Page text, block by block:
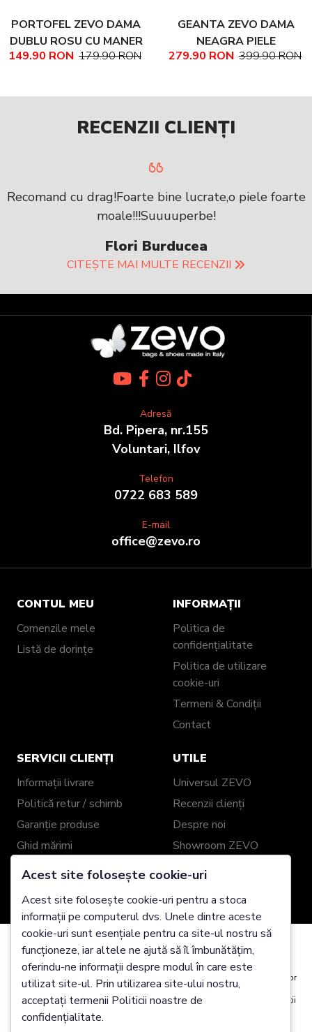
PORTOFEL ZEVO DAMA
DUBLU ROSU CU MANER
PIELE NATURALA
149.90 RON 179.90 RON
GEANTA ZEVO DAMA
NEAGRA PIELE
NATURALA TEXTURATA
279.90 RON 399.90 RON
RECENZII CLIENȚI
Recomand cu drag!Foarte bine lucrate,o piele foarte
moale!!!Suuuuperbe!
Flori Burducea
CITEȘTE MAI MULTE RECENZII
Adresă
Bd. Pipera, nr.155
Voluntari, Ilfov
Telefon
0722 683 589
E-mail
office@zevo.ro
CONTUL MEU
Comenzile mele
Listă de dorințe
INFORMAȚII
Politica de
confidențialitate
Politica de utilizare
cookie-uri
Termeni & Condiții
Contact
SERVICII CLIENȚI
Informații livrare
Politică retur / schimb
Garanție produse
Ghid mărimi
Împachetare cadou
UTILE
Universul ZEVO
Recenzii clienți
Despre noi
Showroom ZEVO
Blog
Piele Personalizate
2025 Zevo Genți Piele Naturală @ Toate drepturile
rezervate
Acest site folosește cookie-uri
Acest site folosește cookie-uri pentru a stoca
informații pe computerul dvs. Unele dintre aceste
cookie-uri sunt esențiale pentru ca site-ul nostru să
funcționeze, iar altele ne ajută să îl îmbunătățim,
oferindu-ne informații despre modul în care este
utilizat site-ul. Prin utilizarea site-ului nostru,
acceptați termenii Politicii noastre de
confidențialitate.
Folosim cookie-uri
Este posibil să plasăm aceste cookie-uri pentru analiza date utilizatorilor
noștri, pentru a îmbunătăți site-ul, pentru a afișa conținut personalizat și
pentru a vă oferi o experiență excelentă pe site. Pentru mai multe informații
despre cookie-urile pe care le utilizăm deschideți setările de mai jos.